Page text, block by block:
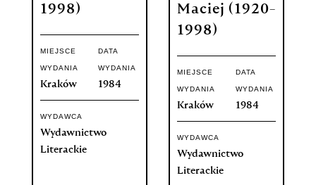
1998)
MIEJSCE
WYDANIA
Kraków
DATA
WYDANIA
1984
WYDAWCA
Wydawnictwo
Literackie
Maciej (1920-
1998)
MIEJSCE
WYDANIA
Kraków
DATA
WYDANIA
1984
WYDAWCA
Wydawnictwo
Literackie